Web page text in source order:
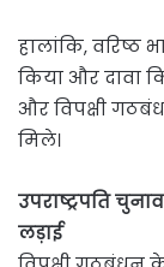
हालांकि, वरिष्ठ
किया और दावा
और विपक्षी
मिले।
उपराष्ट्रपति
लड़ाई